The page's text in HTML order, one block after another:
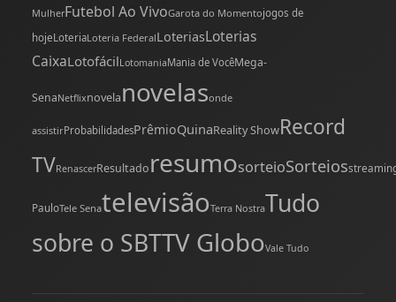
MulherFutebol Ao VivoGarota do Momentojogos de
hojeLoteriaLoteria FederalLoteriasLoterias
CaixaLotofácilLotomaniaMania de VocêMega-
SenaNetflixnovelanovelasonde
assistirProbabilidadesPrêmioQuinaReality ShowRecord
TVRenascerResultadoresumosorteioSorteios
PauloTele SenatelevisãoTerra NostraTudo
sobre o SBTTV GloboVale Tudo